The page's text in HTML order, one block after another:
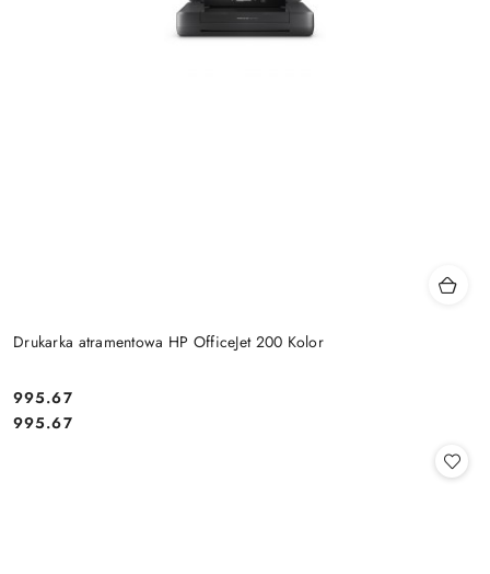
Drukarka atramentowa HP OfficeJet 200 Kolor
Cena:
995.67
Cena:
995.67